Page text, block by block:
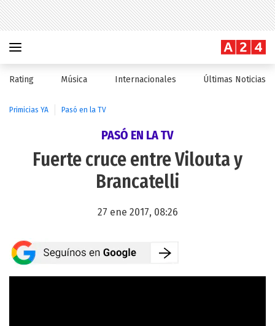
Rating Música Internacionales Últimas Noticias
Primicias YA Pasó en la TV
PASÓ EN LA TV
Fuerte cruce entre Vilouta y
Brancatelli
27 ene 2017, 08:26